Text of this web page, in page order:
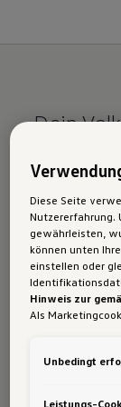
Dein
Im ID.4
moderne
Hightech-
erleichtern,
der Fahrt
Diese Seite
Nutzererfahrung.
gewährleisten,
können unten
einstellen oder
Hinweis zur
Als
Daten in die
Unbedingt
Leistungs-